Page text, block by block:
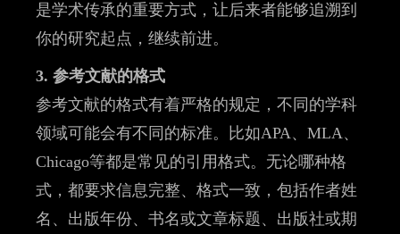
是学术传承的重要方式，让后来者能够追溯到
你的研究起点，继续前进。
3. 参考文献的格式
参考文献的格式有着严格的规定，不同的学科
领域可能会有不同的标准。比如APA、MLA、
Chicago等都是常见的引用格式。无论哪种格
式，都要求信息完整、格式一致，包括作者姓
名、出版年份、书名或文章标题、出版社或期